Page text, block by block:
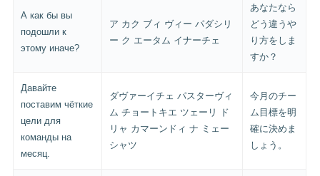
А как бы вы
подошли к
этому иначе?
ア カク ブィ ヴィー パダシリ
ー ク エータム イナーチェ
あなたなら
どう違うや
り方をしま
すか？
Давайте
поставим чёткие
цели для
команды на
месяц.
ダヴァーイチェ パスターヴィ
ム チョートキエ ツェーリ ド
リャ カマーンドィ ナ ミェー
シャツ
今月のチー
ム目標を明
確に決めま
しょう。